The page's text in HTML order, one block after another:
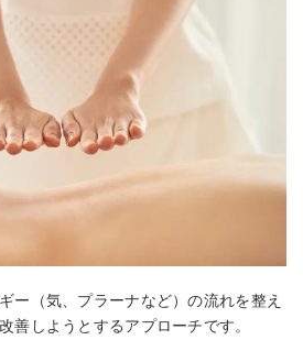
ー（気、プラーナなど）の流れを整え
善しようとするアプローチです。